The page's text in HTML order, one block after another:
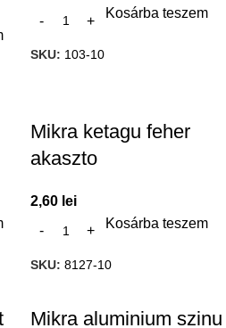
Kosárba teszem
SKU: 103-10
Mikra ketagu feher
akaszto
2,60 lei
Kosárba teszem
SKU: 8127-10
Mikra aluminium szinu